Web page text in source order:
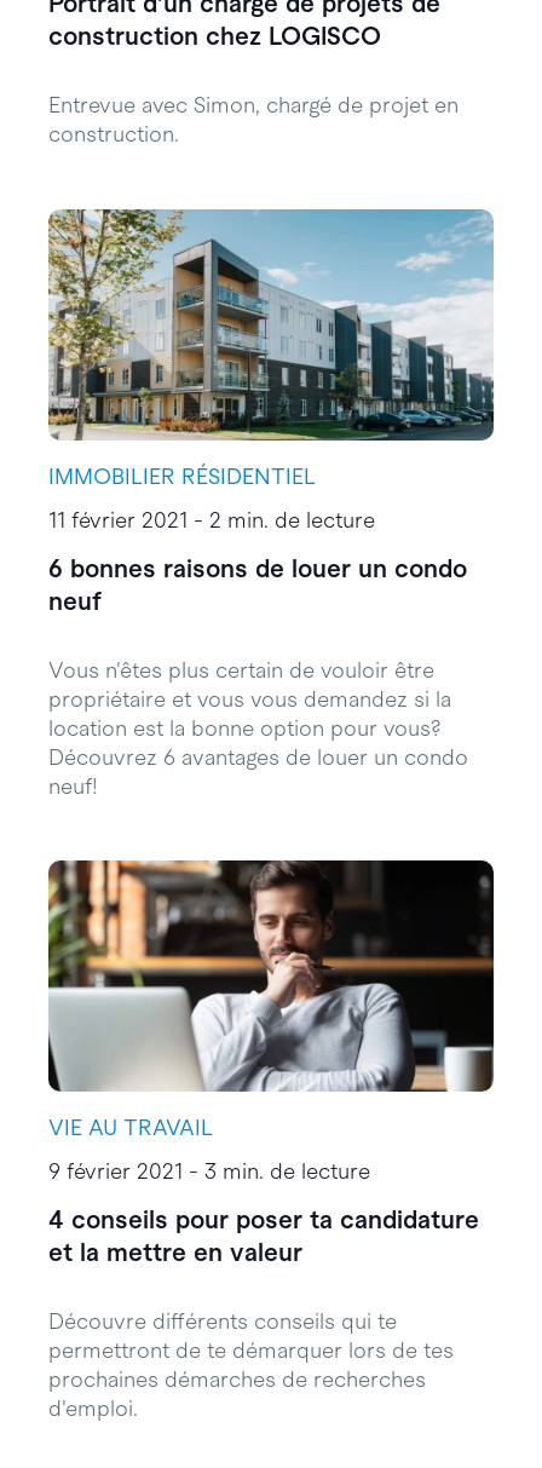
construction chez LOGISCO
Entrevue avec Simon, chargé de projet en
construction.
IMMOBILIER RÉSIDENTIEL
11 février 2021 - 2 min. de lecture
6 bonnes raisons de louer un condo
neuf
Vous n'êtes plus certain de vouloir être
propriétaire et vous vous demandez si la
location est la bonne option pour vous?
Découvrez 6 avantages de louer un condo
neuf!
VIE AU TRAVAIL
9 février 2021 - 3 min. de lecture
4 conseils pour poser ta candidature
et la mettre en valeur
Découvre différents conseils qui te
permettront de te démarquer lors de tes
prochaines démarches de recherches
d'emploi.